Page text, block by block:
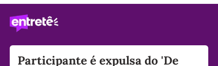
Participante é expulsa do 'De